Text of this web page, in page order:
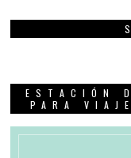
ESTACIÓN
PARA